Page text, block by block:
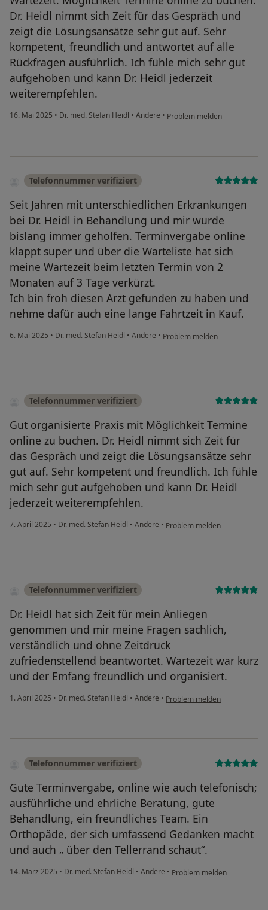
Dr. Heidl nimmt sich Zeit für das Gespräch und
zeigt die Lösungsansätze sehr gut auf. Sehr
kompetent, freundlich und antwortet auf alle
Rückfragen ausführlich. Ich fühle mich sehr gut
aufgehoben und kann Dr. Heidl jederzeit
weiterempfehlen.
16. Mai 2025 • Dr. med. Stefan Heidl • Andere • Problem melden
Telefonnummer verifiziert
Seit Jahren mit unterschiedlichen Erkrankungen
bei Dr. Heidl in Behandlung und mir wurde
bislang immer geholfen. Terminvergabe online
klappt super und über die Warteliste hat sich
meine Wartezeit beim letzten Termin von 2
Monaten auf 3 Tage verkürzt.
Ich bin froh diesen Arzt gefunden zu haben und
nehme dafür auch eine lange Fahrtzeit in Kauf.
6. Mai 2025 • Dr. med. Stefan Heidl • Andere • Problem melden
Telefonnummer verifiziert
Gut organisierte Praxis mit Möglichkeit Termine
online zu buchen. Dr. Heidl nimmt sich Zeit für
das Gespräch und zeigt die Lösungsansätze sehr
gut auf. Sehr kompetent und freundlich. Ich fühle
mich sehr gut aufgehoben und kann Dr. Heidl
jederzeit weiterempfehlen.
7. April 2025 • Dr. med. Stefan Heidl • Andere • Problem melden
Telefonnummer verifiziert
Dr. Heidl hat sich Zeit für mein Anliegen
genommen und mir meine Fragen sachlich,
verständlich und ohne Zeitdruck
zufriedenstellend beantwortet. Wartezeit war kurz
und der Emfang freundlich und organisiert.
1. April 2025 • Dr. med. Stefan Heidl • Andere • Problem melden
Telefonnummer verifiziert
Gute Terminvergabe, online wie auch telefonisch;
ausführliche und ehrliche Beratung, gute
Behandlung, ein freundliches Team. Ein
Orthopäde, der sich umfassend Gedanken macht
und auch „ über den Tellerrand schaut“.
14. März 2025 • Dr. med. Stefan Heidl • Andere • Problem melden